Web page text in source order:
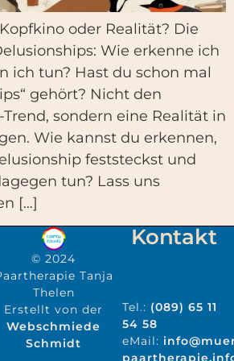
oder Realität? Die
Wie erkenne ich
ich tun? Hast du schon mal
gehört? Nicht den
Trend, sondern eine Realität in
Wie kannst du erkennen,
feststeckst und
tun? Lass uns
[…]
© 2024
Tanja
Thelen
Erstellt von der
Webschmiede
Schmidt
Kontakt
Tel.: (089) 65 11
54 58
eMail: